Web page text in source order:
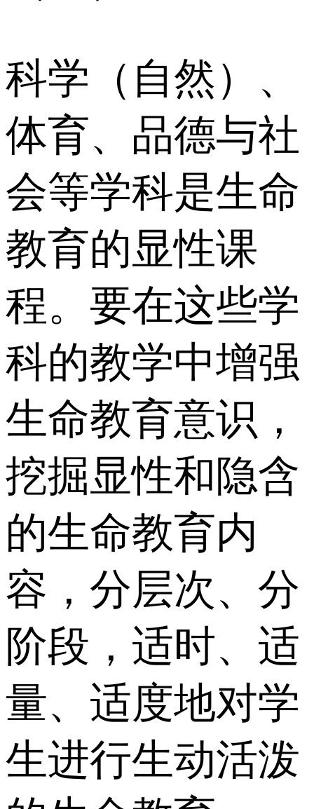
科学（自然）、
体育、品德与社
会等学科是生命
教育的显性课
程。要在这些学
科的教学中增强
生命教育意识，
挖掘显性和隐含
的生命教育内
容，分层次、分
阶段，适时、适
量、适度地对学
生进行生动活泼